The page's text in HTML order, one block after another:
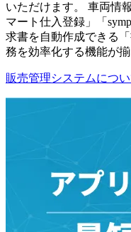
いただけます。 車両情
マート仕入登録」「
求書を自動作成できる
務を効率化する機能が揃
販売管理システムにつ